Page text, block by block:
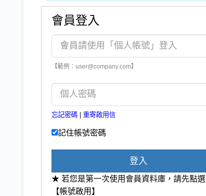
會員登入
【範例：user@company.com】
忘記密碼 重寄啟用信
記住帳號密碼
登入
★ 若您是第一次使用會員資料庫，請先點選
【帳號啟用】